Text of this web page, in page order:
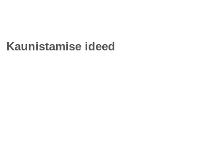
Kaunistamise ideed